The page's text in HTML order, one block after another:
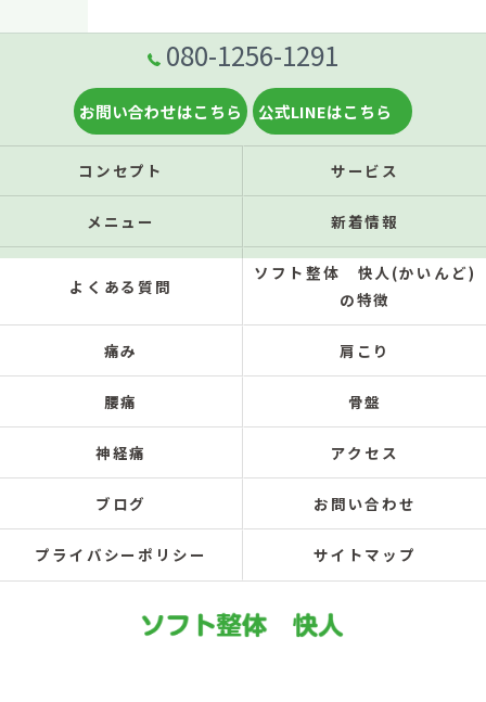
080-1256-1291
お問い合わせはこちら 公式LINEはこちら
コンセプト サービス
メニュー 新着情報
よくある質問
ソフト整体 快人(かいんど)
の特徴
痛み 肩こり
腰痛 骨盤
神経痛 アクセス
ブログ お問い合わせ
プライバシーポリシー サイトマップ